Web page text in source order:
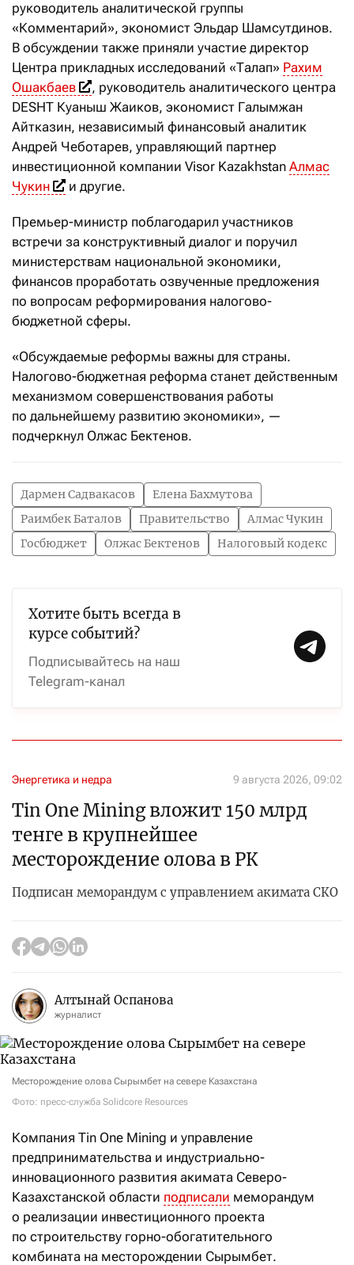
руководитель аналитической группы
«Комментарий», экономист Эльдар Шамсутдинов.
В обсуждении также приняли участие директор
Центра прикладных исследований «Талап» Рахим
Ошакбаев
, руководитель аналитического центра
DESHT Куаныш Жаиков, экономист Галымжан
Айтказин, независимый финансовый аналитик
Андрей Чеботарев, управляющий партнер
инвестиционной компании Visor Kazakhstan Алмас
Чукин
и другие.
Премьер-министр поблагодарил участников
встречи за конструктивный диалог и поручил
министерствам национальной экономики,
финансов проработать озвученные предложения
по вопросам реформирования налогово-
бюджетной сферы.
«Обсуждаемые реформы важны для страны.
Налогово-бюджетная реформа станет действенным
механизмом совершенствования работы
по дальнейшему развитию экономики», —
подчеркнул Олжас Бектенов.
Дармен Садвакасов
Елена Бахмутова
Раимбек Баталов
Правительство
Алмас Чукин
Госбюджет
Олжас Бектенов Налоговый кодекс
Хотите быть всегда в
курсе событий?
Подписывайтесь на наш
Telegram-канал
Энергетика и недра 9 августа 2026, 09:02
Tin One Mining вложит 150 млрд
тенге в крупнейшее
месторождение олова в РК
Подписан меморандум с управлением акимата СКО
Алтынай Оспанова
журналист
Месторождение олова Сырымбет на севере Казахстана
Фото: пресс-служба Solidcore Resources
Компания Tin One Mining и управление
предпринимательства и индустриально-
инновационного развития акимата Северо-
Казахстанской области подписали меморандум
о реализации инвестиционного проекта
по строительству горно-обогатительного
комбината на месторождении Сырымбет.